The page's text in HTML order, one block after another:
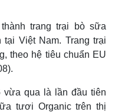
trang trại bò sữa
Việt Nam. Trang trại
theo hệ tiêu chuẩn EU
vừa qua là lần đầu tiên
tươi Organic trên thị